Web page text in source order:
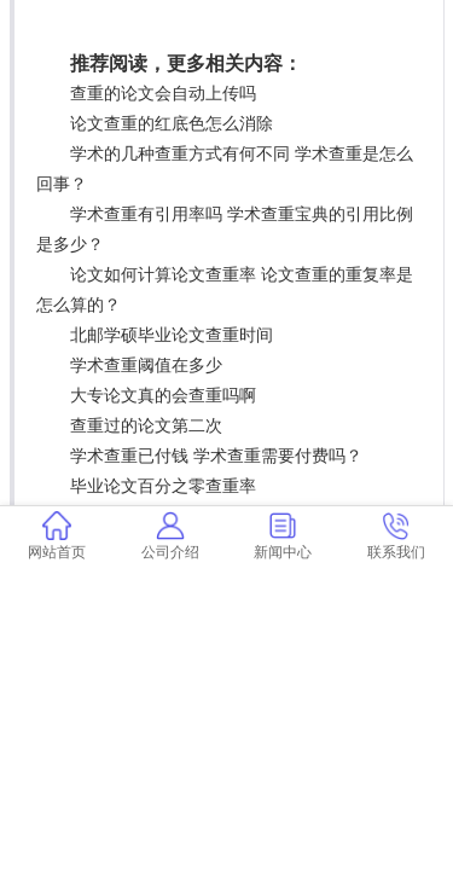
推荐阅读，更多相关内容：
查重的论文会自动上传吗
论文查重的红底色怎么消除
学术的几种查重方式有何不同 学术查重是怎么
回事？
学术查重有引用率吗 学术查重宝典的引用比例
是多少？
论文如何计算论文查重率 论文查重的重复率是
怎么算的？
北邮学硕毕业论文查重时间
学术查重阈值在多少
大专论文真的会查重吗啊
查重过的论文第二次
学术查重已付钱 学术查重需要付费吗？
毕业论文百分之零查重率
学术的查重相似度
翟天临学术不端在哪些方面 翟天临是学术不端
网站首页 公司介绍 新闻中心 联系我们